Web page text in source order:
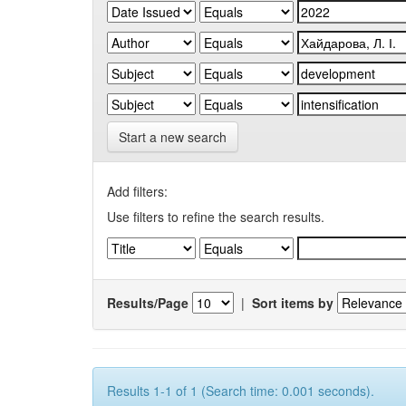
Start a new search
Add filters:
Use filters to refine the search results.
Results/Page | Sort items by
Results 1-1 of 1 (Search time: 0.001 seconds).